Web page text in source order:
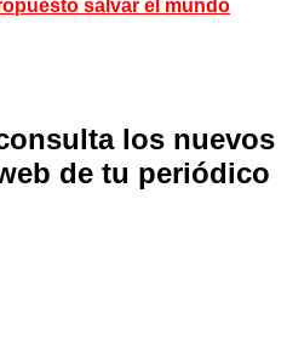
salvar el mundo
los nuevos
de tu periódico